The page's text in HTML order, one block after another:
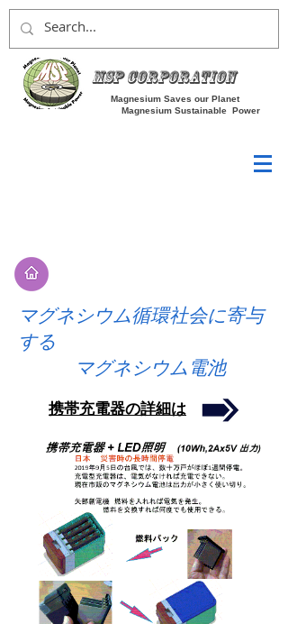
MSP Corporation
Magnesium Saves our Planet
Magnesium Sustainable Power
マグネシウム循環社会に寄与
する
​ マグネシウム電池
携帯充電器の詳細は